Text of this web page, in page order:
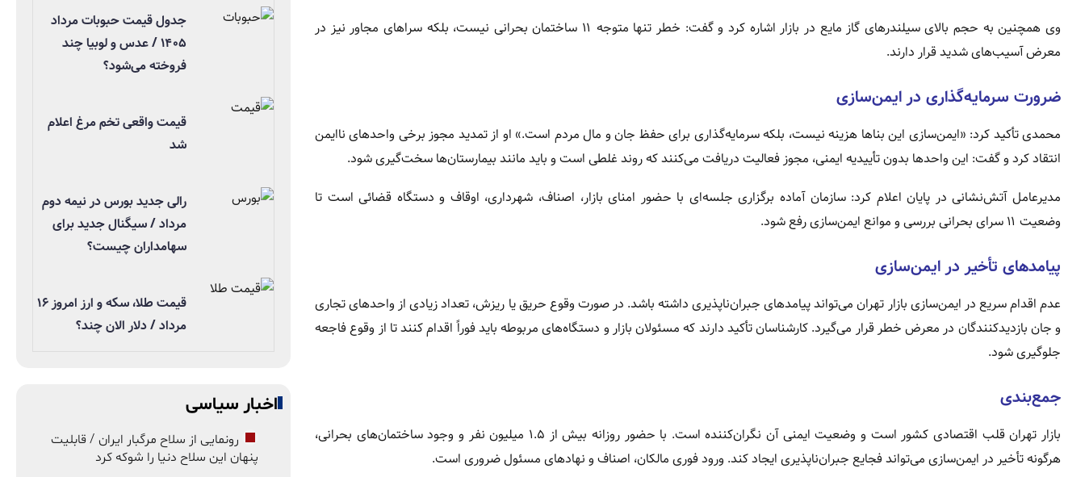
وی همچنین به حجم بالای سیلندرهای گاز مایع در بازار اشاره کرد و گفت: خطر تنها متوجه ۱۱ ساختمان بحرانی نیست، بلکه سراهای مجاور نیز در
معرض آسیب‌های شدید قرار دارند.
ضرورت سرمایه‌گذاری در ایمن‌سازی
محمدی تأکید کرد: «ایمن‌سازی این بناها هزینه نیست، بلکه سرمایه‌گذاری برای حفظ جان و مال مردم است.» او از تمدید مجوز برخی واحدهای ناایمن
انتقاد کرد و گفت: این واحدها بدون تأییدیه ایمنی، مجوز فعالیت دریافت می‌کنند که روند غلطی است و باید مانند بیمارستان‌ها سخت‌گیری شود.
مدیرعامل آتش‌نشانی در پایان اعلام کرد: سازمان آماده برگزاری جلسه‌ای با حضور امنای بازار، اصناف، شهرداری، اوقاف و دستگاه قضائی است تا
وضعیت ۱۱ سرای بحرانی بررسی و موانع ایمن‌سازی رفع شود.
پیامدهای تأخیر در ایمن‌سازی
عدم اقدام سریع در ایمن‌سازی بازار تهران می‌تواند پیامدهای جبران‌ناپذیری داشته باشد. در صورت وقوع حریق یا ریزش، تعداد زیادی از واحدهای تجاری
و جان بازدیدکنندگان در معرض خطر قرار می‌گیرد. کارشناسان تأکید دارند که مسئولان بازار و دستگاه‌های مربوطه باید فوراً اقدام کنند تا از وقوع فاجعه
جلوگیری شود.
جمع‌بندی
بازار تهران قلب اقتصادی کشور است و وضعیت ایمنی آن نگران‌کننده است. با حضور روزانه بیش از ۱.۵ میلیون نفر و وجود ساختمان‌های بحرانی،
هرگونه تأخیر در ایمن‌سازی می‌تواند فجایع جبران‌ناپذیری ایجاد کند. ورود فوری مالکان، اصناف و نهادهای مسئول ضروری است.
جدول قیمت حبوبات مرداد
۱۴۰۵ / عدس و لوبیا چند
فروخته می‌شود؟
قیمت واقعی تخم مرغ اعلام
شد
رالی جدید بورس در نیمه دوم
مرداد / سیگنال جدید برای
سهامداران چیست؟
قیمت طلا، سکه و ارز امروز ۱۶
مرداد / دلار الان چند؟
اخبار سیاسی
رونمایی از سلاح مرگبار ایران / قابلیت
پنهان این سلاح دنیا را شوکه کرد